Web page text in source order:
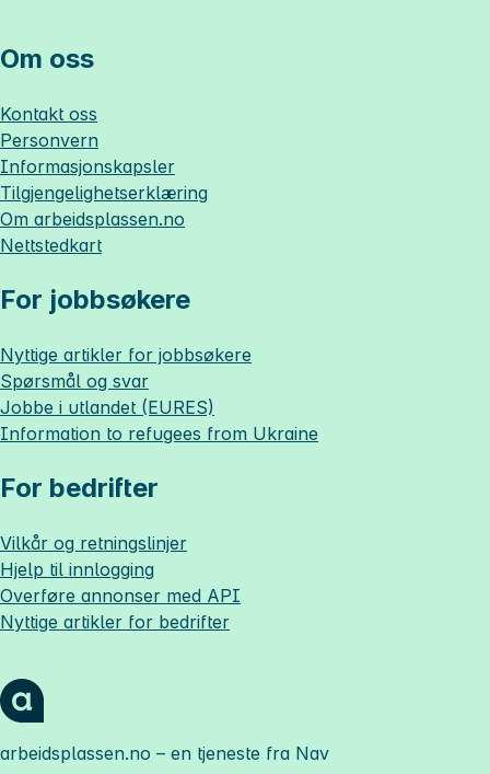
Om oss
Kontakt oss
Personvern
Informasjonskapsler
Tilgjengelighetserklæring
Om arbeidsplassen.no
Nettstedkart
For jobbsøkere
Nyttige artikler for jobbsøkere
Spørsmål og svar
Jobbe i utlandet (EURES)
Information to refugees from Ukraine
For bedrifter
Vilkår og retningslinjer
Hjelp til innlogging
Overføre annonser med API
Nyttige artikler for bedrifter
arbeidsplassen.no – en tjeneste fra Nav